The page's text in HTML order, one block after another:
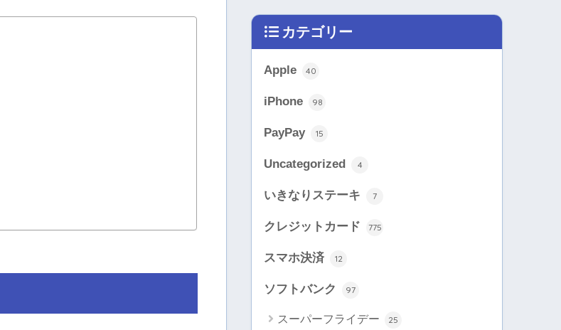
カテゴリー
Apple 40
iPhone 98
PayPay 15
Uncategorized 4
いきなりステーキ 7
クレジットカード 775
スマホ決済 12
ソフトバンク 97
スーパーフライデー 25